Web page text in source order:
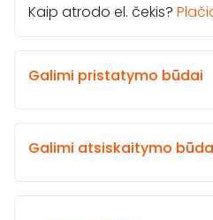
Kaip atrodo el. čekis?
Galimi pristatymo būdai
Galimi atsiskaitymo